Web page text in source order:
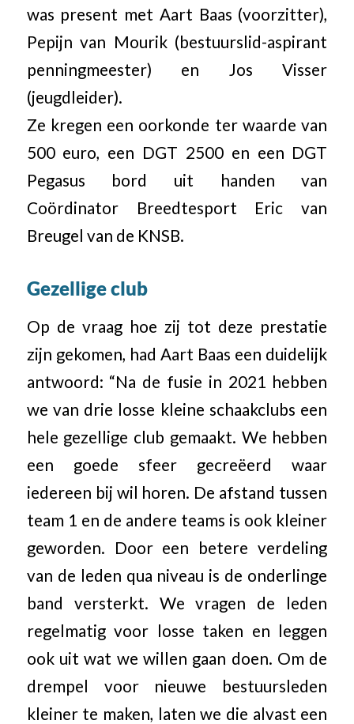
was present met Aart Baas (voorzitter),
Pepijn van Mourik (bestuurslid-aspirant
penningmeester) en Jos Visser
(jeugdleider).
Ze kregen een oorkonde ter waarde van
500 euro, een DGT 2500 en een DGT
Pegasus bord uit handen van
Coördinator Breedtesport Eric van
Breugel van de KNSB.
Gezellige club
Op de vraag hoe zij tot deze prestatie
zijn gekomen, had Aart Baas een duidelijk
antwoord: “Na de fusie in 2021 hebben
we van drie losse kleine schaakclubs een
hele gezellige club gemaakt. We hebben
een goede sfeer gecreëerd waar
iedereen bij wil horen. De afstand tussen
team 1 en de andere teams is ook kleiner
geworden. Door een betere verdeling
van de leden qua niveau is de onderlinge
band versterkt. We vragen de leden
regelmatig voor losse taken en leggen
ook uit wat we willen gaan doen. Om de
drempel voor nieuwe bestuursleden
kleiner te maken, laten we die alvast een